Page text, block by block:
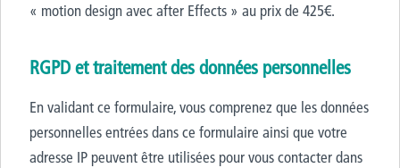
« motion design avec after Effects » au prix de 425€.
RGPD et traitement des données personnelles
En validant ce formulaire, vous comprenez que les données
personnelles entrées dans ce formulaire ainsi que votre
adresse IP peuvent être utilisées pour vous contacter dans